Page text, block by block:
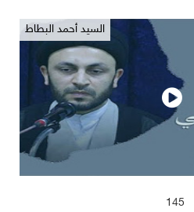
السيد أحمد البطاط
145